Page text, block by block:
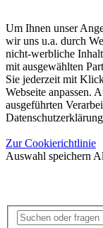
Um Ihnen unser
wir uns u.a. durch
nicht-werbliche
mit ausgewählten
Sie jederzeit mit
Webseite anpassen.
ausgeführten
Zur Cookierichtlinie
Auswahl speichern